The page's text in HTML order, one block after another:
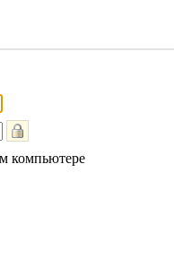
компьютере